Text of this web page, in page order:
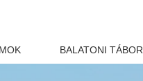
BALATONI TÁBOR